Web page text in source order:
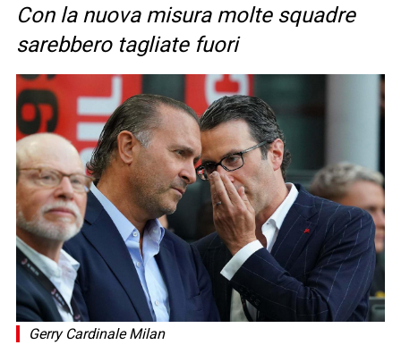
Con la nuova misura molte squadre
sarebbero tagliate fuori
Gerry Cardinale Milan